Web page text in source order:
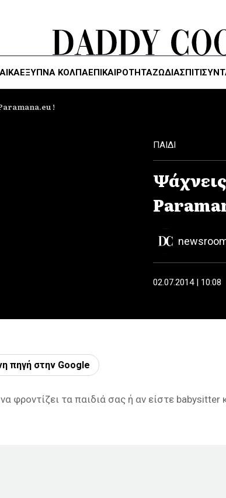
ΈΞΥΠΝΑ ΚΌΛΠΑΕΠΙΚΑΙΡΟΤΗΤΑΖΏΔΙΑΣΠΙΤΙ
!
ΠΑΙΔΙ
02.07.2014 | 10:08
πηγή στην Google
φροντίζει τα παιδιά σας ή αν είστε babysitter